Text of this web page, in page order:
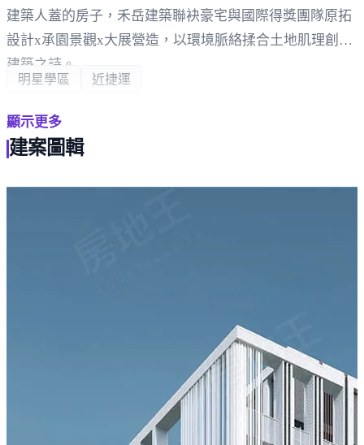
建築人蓋的房子，禾岳建築聯袂豪宅與國際得獎團隊原拓
設計x承園景觀x大展營造，以環境脈絡揉合土地肌理創藝
建築之詩。
▎北區難得角地 植光美學新地標
北區繁華核心珍稀角地，天生優越無可取代。雙面臨路，
陽光與空氣自然循環入室，清風光影交織悠然舒適而居。
推開家的門漫步人文底蘊展開華麗冒險，曉明女中、立人
國小、立人國中，優雅書寫屬於自己的101種日常生活。
▎優質建材 精選世界頂級工藝
究極居家生活美學，豪宅御用YKK AP氣密窗、Panasonic
明星學區 近捷運
顯示更多
建案圖輯